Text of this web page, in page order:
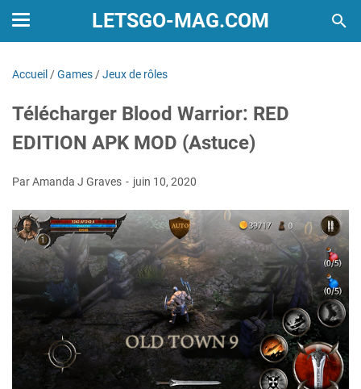
LETSGO-MAG.COM
Accueil /Games /Jeux de rôles
Télécharger Blood Warrior: RED
EDITION APK MOD (Astuce)
Par Amanda J Graves juin 10, 2020